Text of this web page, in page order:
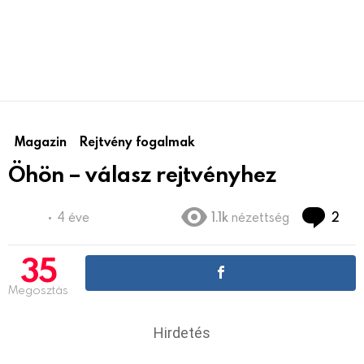
Magazin Rejtvény fogalmak
Öhön – válasz rejtvényhez
4 éve 1.1k nézettség 2
35
Megosztás
Hirdetés